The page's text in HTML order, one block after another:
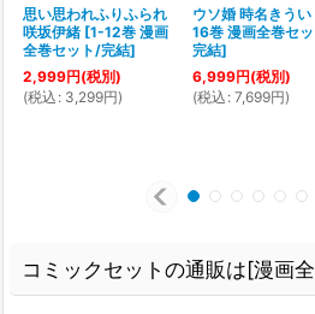
思い思われふりふられ
咲坂伊緒 [1-12巻 漫画
全巻セット/完結]
2,999円(税別)
(税込 : 3,299円)
ウソ婚 時名きうい
16巻 漫画全巻セ
完結]
6,999円(税別)
(税込 : 7,699円)
コミックセットの通販は[漫画